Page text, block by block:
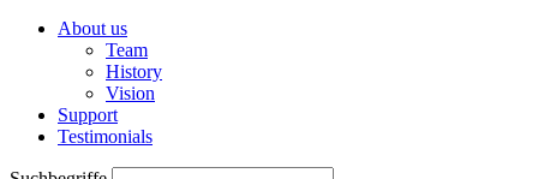
About us
Team
History
Vision
Support
Testimonials